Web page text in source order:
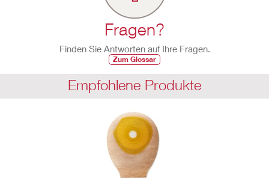
Fragen?
Finden Sie Antworten auf Ihre Fragen.
Zum Glossar
Empfohlene Produkte